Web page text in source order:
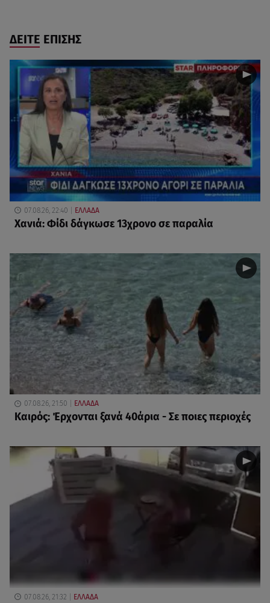
ΔΕΙΤΕ ΕΠΙΣΗΣ
07.08.26, 22:40 ΕΛΛΑΔΑ
Χανιά: Φίδι δάγκωσε 13χρονο σε παραλία
07.08.26, 21:50 ΕΛΛΑΔΑ
Καιρός: Έρχονται ξανά 40άρια - Σε ποιες περιοχές
07.08.26, 21:32 ΕΛΛΑΔΑ